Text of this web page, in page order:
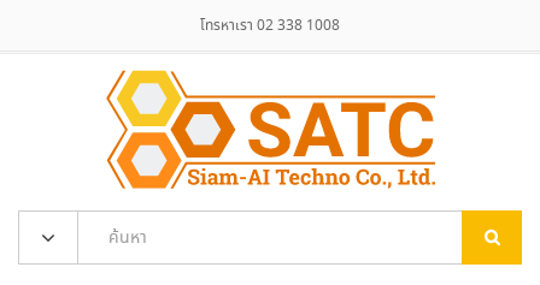
โทรหาเรา 02 338 1008